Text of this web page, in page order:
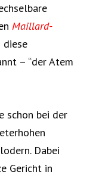
Maillard-
diese
– “der Atem
schon bei der
Dabei
Gericht in